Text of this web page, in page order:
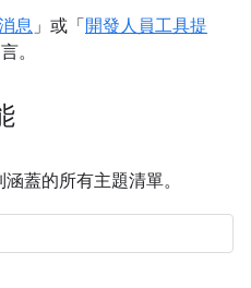
息」或「 開發人員工具提
。
涵蓋的所有主題清單。